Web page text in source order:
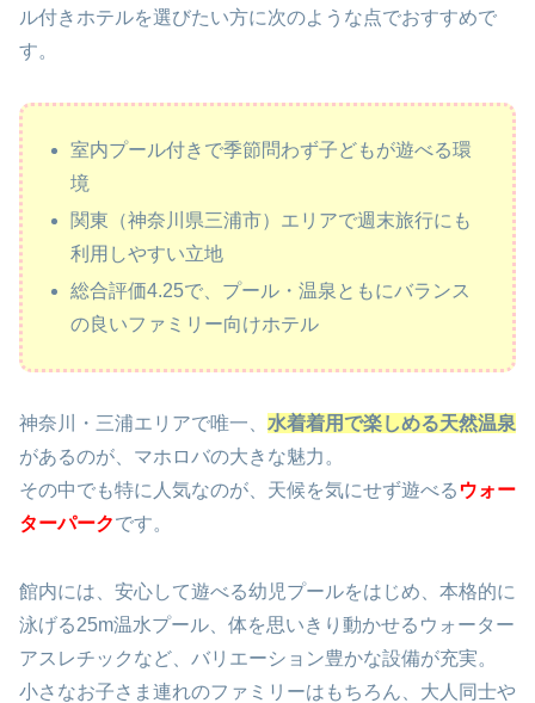
ル付きホテルを選びたい方に次のような点でおすすめで
す。
室内プール付きで季節問わず子どもが遊べる環
境
関東（神奈川県三浦市）エリアで週末旅行にも
利用しやすい立地
総合評価4.25で、プール・温泉ともにバランス
の良いファミリー向けホテル
神奈川・三浦エリアで唯一、 水着着用で楽しめる天然温泉
があるのが、マホロバの大きな魅力。
その中でも特に人気なのが、天候を気にせず遊べる ウォー
ターパークです。
館内には、安心して遊べる幼児プールをはじめ、本格的に
泳げる25m温水プール、体を思いきり動かせるウォーター
アスレチックなど、バリエーション豊かな設備が充実。
小さなお子さま連れのファミリーはもちろん、大人同士や